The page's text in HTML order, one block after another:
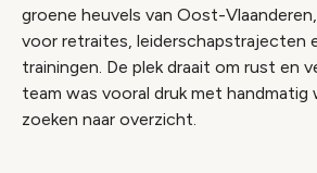
groene heuvels van Oost-
voor retraites, leiderschapstrajecten
trainingen. De plek draait om rust en
team was vooral druk met handmatig
zoeken naar overzicht.